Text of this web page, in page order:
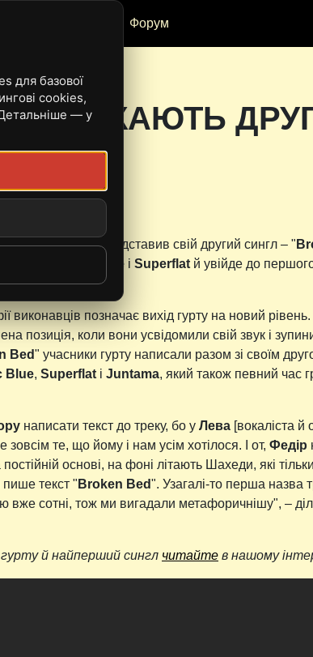
Форум
ВИПУСКАЮТЬ
Mortui Vultusпредставив свій другий сингл – "
з
Hellenic Blue і Superflat й увійде до
виконавців позначає вихід гурту на новий
позиція, коли вони усвідомили свій звук і
Bed" учасники гурту написали разом зі своїм
Blue, Superflat і Juntama, який також певний час
написати текст до треку, бо у Лева [вокаліста й
зовсім те, що йому і нам усім хотілося. І от, Федір
основі, на фоні літають Шахеди, які
пише текст " Broken Bed". Узагалі-то перша назва
вже сотні, тож ми вигадали метафоричнішу", –
й найперший сингл читайте в нашому
для базової
cookies,
— у